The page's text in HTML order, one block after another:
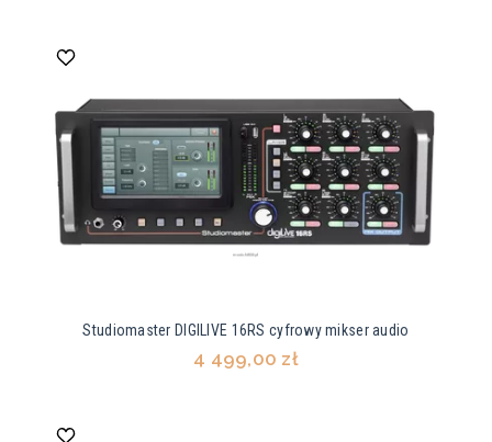
Studiomaster DIGILIVE 16RS cyfrowy mikser audio
4 499,00 zł